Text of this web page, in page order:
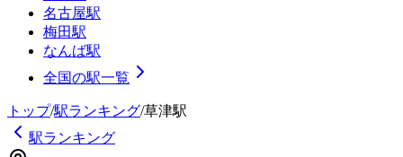
名古屋駅
梅田駅
なんば駅
全国の駅一覧
トップ/駅ランキング/草津駅
駅ランキング